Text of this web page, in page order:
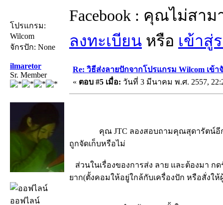
โปรแกรม:
Wilcom
จักรปัก: None
Facebook : คุณไม่สา
ลงทะเบียน หรือ เข้าสู่
ilmaretor
Sr. Member
ออฟไลน์
Re: วิธีส่งลายปักจากโปรแกรม Wilcom เข้า
« ตอบ #5 เมื่อ: วันที่ 3 มีนาคม พ.ศ. 2557,
คุณ JTC ลองสอบถามคุณสุดารัตน์อีกสัก
ถูกจัดเก็บหรือไม่
ส่วนในเรื่องของการส่ง ลาย และต้องมา ก
ยาก(ตั้งคอมให้อยู่ใกล้กับเครื่องปัก หรือสั่งใ